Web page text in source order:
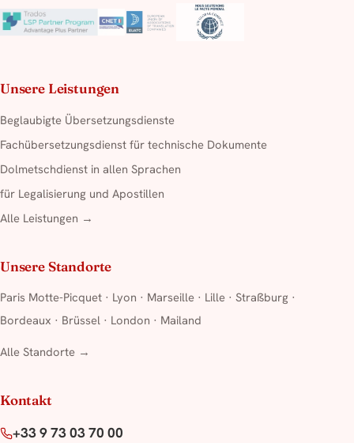
Unsere Leistungen
Beglaubigte Übersetzungsdienste
Fachübersetzungsdienst für technische Dokumente
Dolmetschdienst in allen Sprachen
für Legalisierung und Apostillen
Alle Leistungen →
Unsere Standorte
Paris Motte-Picquet · Lyon · Marseille · Lille · Straßburg ·
Bordeaux · Brüssel · London · Mailand
Alle Standorte →
Kontakt
+33 9 73 03 70 00